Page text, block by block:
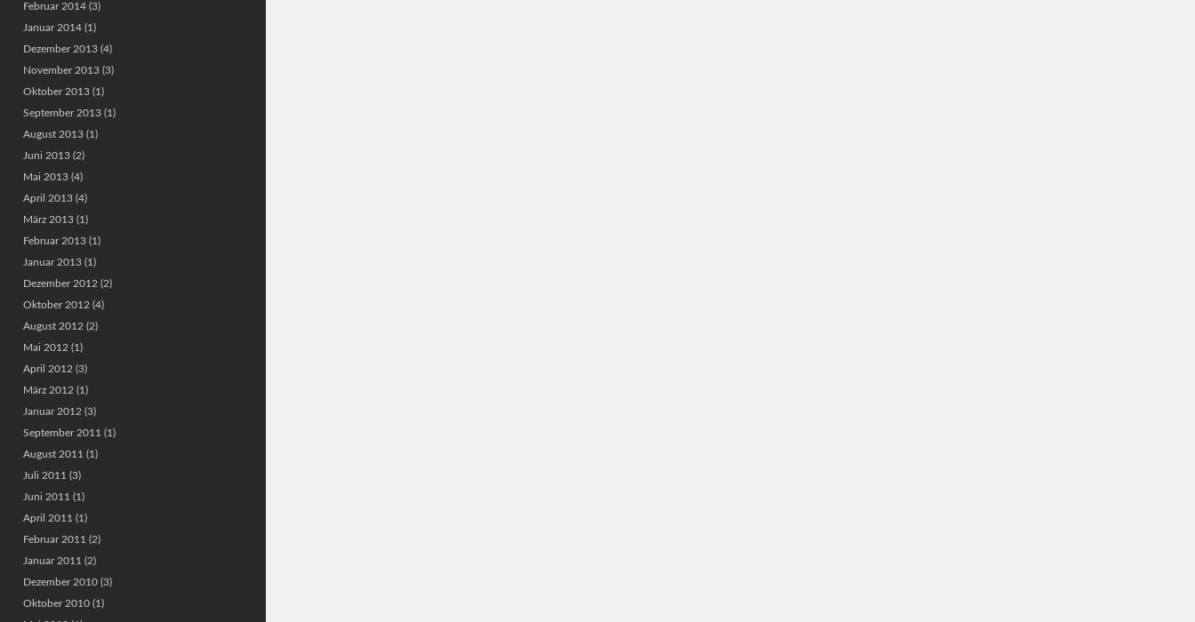
Februar 2014(3)
Januar 2014(1)
Dezember 2013(4)
November 2013(3)
Oktober 2013(1)
September 2013(1)
August 2013(1)
Juni 2013(2)
Mai 2013(4)
April 2013(4)
März 2013(1)
Februar 2013(1)
Januar 2013(1)
Dezember 2012 (2)
Oktober 2012 (4)
August 2012 (2)
Mai 2012 (1)
April 2012 (3)
März 2012 (1)
Januar 2012 (3)
September 2011 (1)
August 2011 (1)
Juli 2011 (3)
Juni 2011 (1)
April 2011 (1)
Februar 2011 (2)
Januar 2011 (2)
Dezember 2010(3)
Oktober 2010(1)